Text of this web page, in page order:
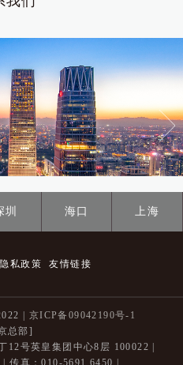
圳 海口 上海
隐私政策 友情链接
| 京ICP备09042190号-1
总部]
12号英皇集团中心8层 100022 |